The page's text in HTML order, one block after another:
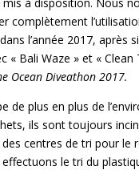
complètement
l’année 2017, après
« Bali Waze » et « Clean
Ocean Diveathon 2017.
de plus en plus de
ils sont toujours
centres de tri pour le
le tri du